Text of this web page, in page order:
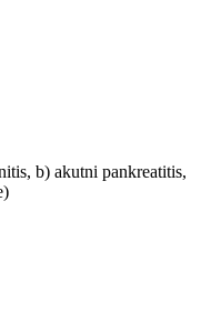
b) akutni pankreatitis,